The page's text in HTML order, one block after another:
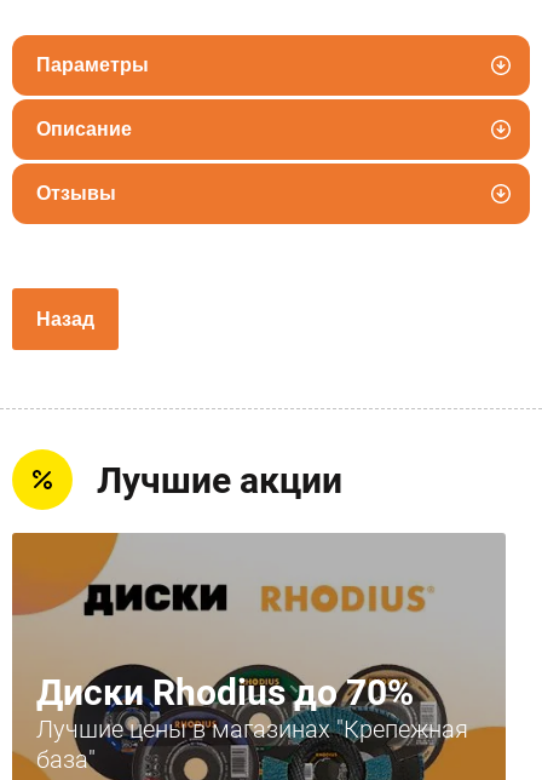
Параметры
Описание
Отзывы
Назад
Лучшие акции
Диски Rhodius до 70%
Лучшие цены в магазинах "Крепежная
база"